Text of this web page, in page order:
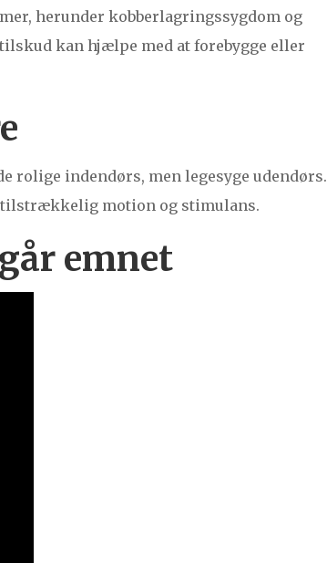
herunder kobberlagringssygdom og
kan hjælpe med at forebygge eller
rolige indendørs, men legesyge udendørs.
tilstrækkelig motion og stimulans.
emnet